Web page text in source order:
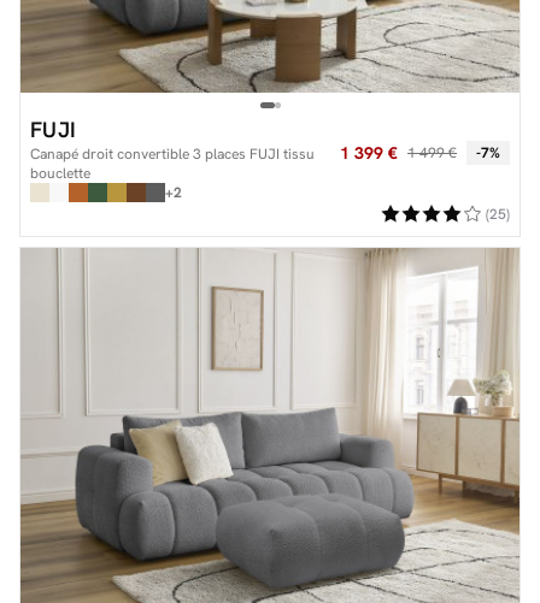
FUJI
Canapé droit convertible 3 places FUJI tissu
bouclette
1 399 € 1 499 € -7%
+2
(25)